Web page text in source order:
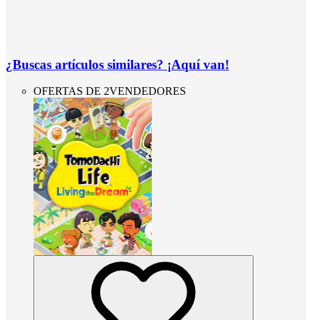
¿Buscas artículos similares? ¡Aquí van!
OFERTAS DE 2VENDEDORES